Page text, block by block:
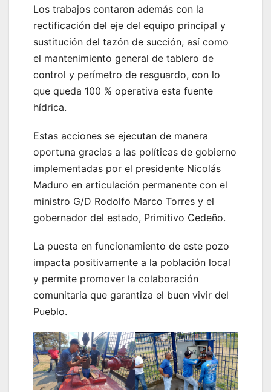
Los trabajos contaron además con la
rectificación del eje del equipo principal y
sustitución del tazón de succión, así como
el mantenimiento general de tablero de
control y perímetro de resguardo, con lo
que queda 100 % operativa esta fuente
hídrica.
Estas acciones se ejecutan de manera
oportuna gracias a las políticas de gobierno
implementadas por el presidente Nicolás
Maduro en articulación permanente con el
ministro G/D Rodolfo Marco Torres y el
gobernador del estado, Primitivo Cedeño.
La puesta en funcionamiento de este pozo
impacta positivamente a la población local
y permite promover la colaboración
comunitaria que garantiza el buen vivir del
Pueblo.